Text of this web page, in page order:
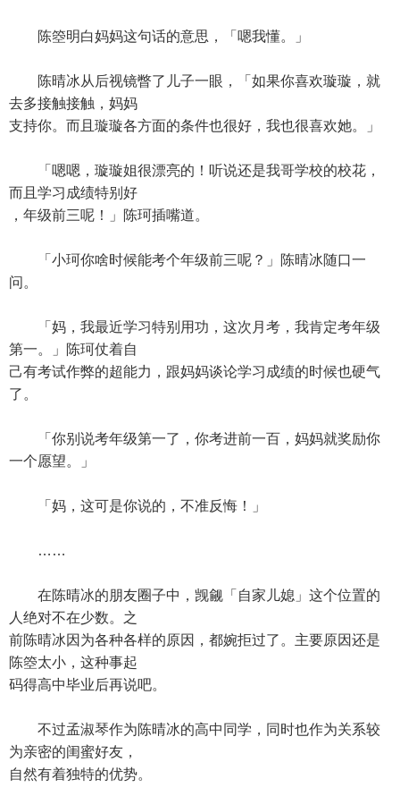
陈箜明白妈妈这句话的意思，「嗯我懂。」
陈晴冰从后视镜瞥了儿子一眼，「如果你喜欢璇璇，就
去多接触接触，妈妈
支持你。而且璇璇各方面的条件也很好，我也很喜欢她。」
「嗯嗯，璇璇姐很漂亮的！听说还是我哥学校的校花，
而且学习成绩特别好
，年级前三呢！」陈珂插嘴道。
「小珂你啥时候能考个年级前三呢？」陈晴冰随口一
问。
「妈，我最近学习特别用功，这次月考，我肯定考年级
第一。」陈珂仗着自
己有考试作弊的超能力，跟妈妈谈论学习成绩的时候也硬气
了。
「你别说考年级第一了，你考进前一百，妈妈就奖励你
一个愿望。」
「妈，这可是你说的，不准反悔！」
……
在陈晴冰的朋友圈子中，觊觎「自家儿媳」这个位置的
人绝对不在少数。之
前陈晴冰因为各种各样的原因，都婉拒过了。主要原因还是
陈箜太小，这种事起
码得高中毕业后再说吧。
不过孟淑琴作为陈晴冰的高中同学，同时也作为关系较
为亲密的闺蜜好友，
自然有着独特的优势。